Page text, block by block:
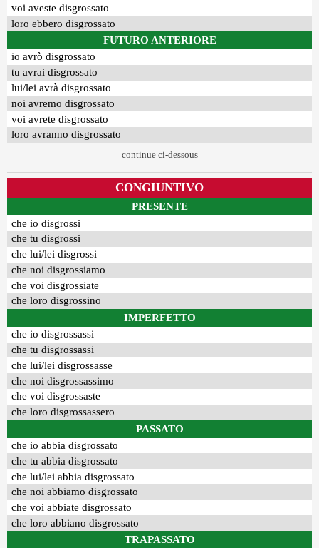
voi aveste disgrossato
loro ebbero disgrossato
FUTURO ANTERIORE
io avrò disgrossato
tu avrai disgrossato
lui/lei avrà disgrossato
noi avremo disgrossato
voi avrete disgrossato
loro avranno disgrossato
continue ci-dessous
CONGIUNTIVO
PRESENTE
che io disgrossi
che tu disgrossi
che lui/lei disgrossi
che noi disgrossiamo
che voi disgrossiate
che loro disgrossino
IMPERFETTO
che io disgrossassi
che tu disgrossassi
che lui/lei disgrossasse
che noi disgrossassimo
che voi disgrossaste
che loro disgrossassero
PASSATO
che io abbia disgrossato
che tu abbia disgrossato
che lui/lei abbia disgrossato
che noi abbiamo disgrossato
che voi abbiate disgrossato
che loro abbiano disgrossato
TRAPASSATO